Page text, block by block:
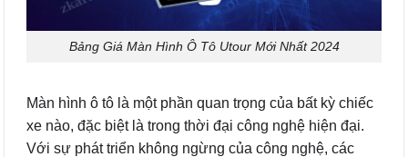
Bảng Giá Màn Hình Ô Tô Utour Mới Nhất 2024
Màn hình ô tô là một phần quan trọng của bất kỳ chiếc
xe nào, đặc biệt là trong thời đại công nghệ hiện đại.
Với sự phát triển không ngừng của công nghệ, các